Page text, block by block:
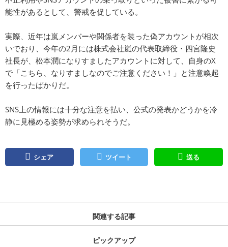
能性があるとして、警戒を促している。
実際、近年は嵐メンバーや関係者を装った偽アカウントが相次
いでおり、今年の2月には株式会社嵐の代表取締役・四宮隆史
社長が、松本潤になりすましたアカウントに対して、自身のX
で「こちら、なりすましなのでご注意ください！」と注意喚起
を行ったばかりだ。
SNS上の情報には十分な注意を払い、公式の発表かどうかを冷
静に見極める姿勢が求められそうだ。
シェア ツイート 送る
関連する記事
ピックアップ